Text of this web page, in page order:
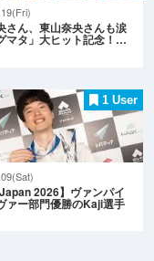
さん、東山奈央さんも涙
マタ」大ヒット記念！…
1 User
Japan 2026】ヴァンパイ
ァー部門優勝のKaji選手